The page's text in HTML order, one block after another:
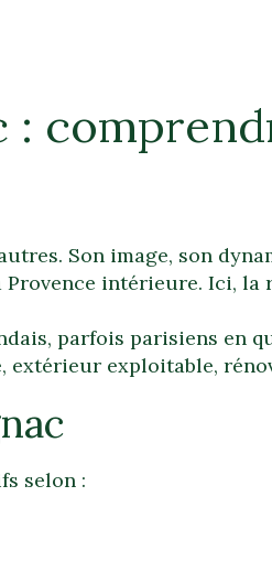
:
Son image, son
intérieure. Ici, la
parfois parisiens en
extérieur exploitable,
selon :